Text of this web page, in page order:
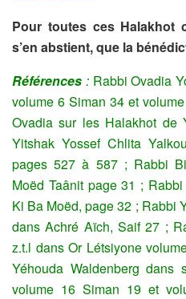
Pour toutes ces Halakhot
s’en abstient, que la
Références : Rabbi Ovadia
volume 6 Siman 34 et
Ovadia sur les Halakhot de
Yitshak Yossef Chlita
pages 527 à 587 ; Rabbi
Moëd Taânit page 31 ;
Ki Ba Moëd, page 32 ; Rabbi
dans Achré Aïch, Saif 27 ;
z.t.l dans Or Létsiyone
Yéhouda Waldenberg dans
volume 16 Siman 19 et